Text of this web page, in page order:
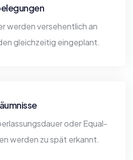
werden versehentlich an
gleichzeitig eingeplant.
oder Equal-
werden zu spät erkannt.